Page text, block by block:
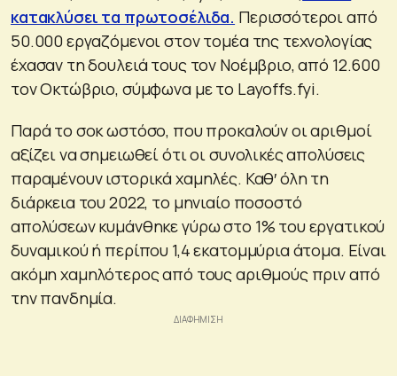
κατακλύσει τα πρωτοσέλιδα. Περισσότεροι από
50.000 εργαζόμενοι στον τομέα της τεχνολογίας
έχασαν τη δουλειά τους τον Νοέμβριο, από 12.600
τον Οκτώβριο, σύμφωνα με το Layoffs.fyi.
Παρά το σοκ ωστόσο, που προκαλούν οι αριθμοί
αξίζει να σημειωθεί ότι οι συνολικές απολύσεις
παραμένουν ιστορικά χαμηλές. Καθ′ όλη τη
διάρκεια του 2022, το μηνιαίο ποσοστό
απολύσεων κυμάνθηκε γύρω στο 1% του εργατικού
δυναμικού ή περίπου 1,4 εκατομμύρια άτομα. Είναι
ακόμη χαμηλότερος από τους αριθμούς πριν από
την πανδημία.